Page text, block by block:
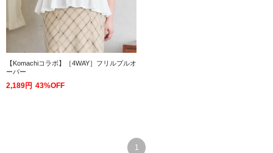
【Komachiコラボ】［4WAY］フリルプルオ
ーバー
2,189円 43%OFF
1